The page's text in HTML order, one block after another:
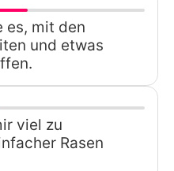
es, mit den
und etwas
viel zu
Rasen